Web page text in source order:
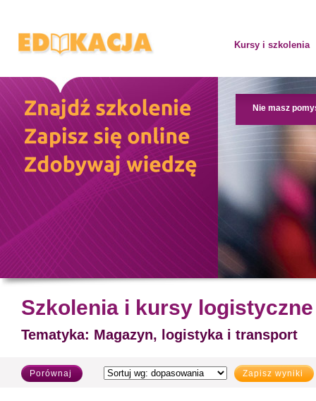
Kursy i szkolenia
Nie masz
Szkolenia i kursy logistyczne
Tematyka: Magazyn, logistyka i transport
Porównaj Zapisz wyniki